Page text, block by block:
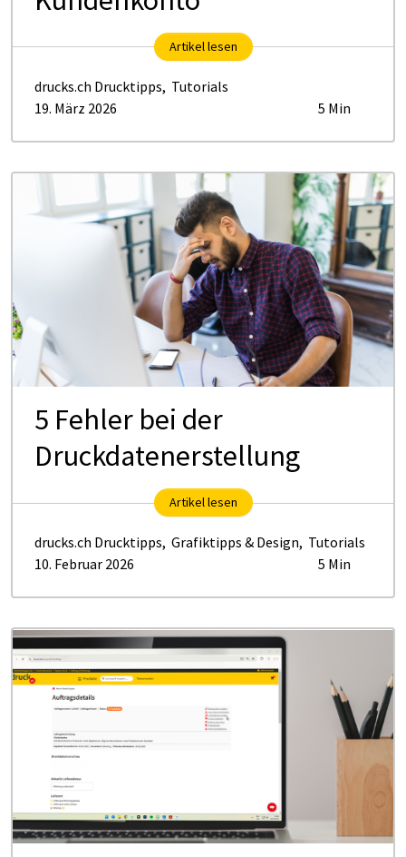
Artikel lesen
drucks.ch Drucktipps, Tutorials
19. März 2026
5 Min
5 Fehler bei der
Druckdatenerstellung
Artikel lesen
drucks.ch Drucktipps, Grafiktipps & Design, Tutorials
10. Februar 2026
5 Min